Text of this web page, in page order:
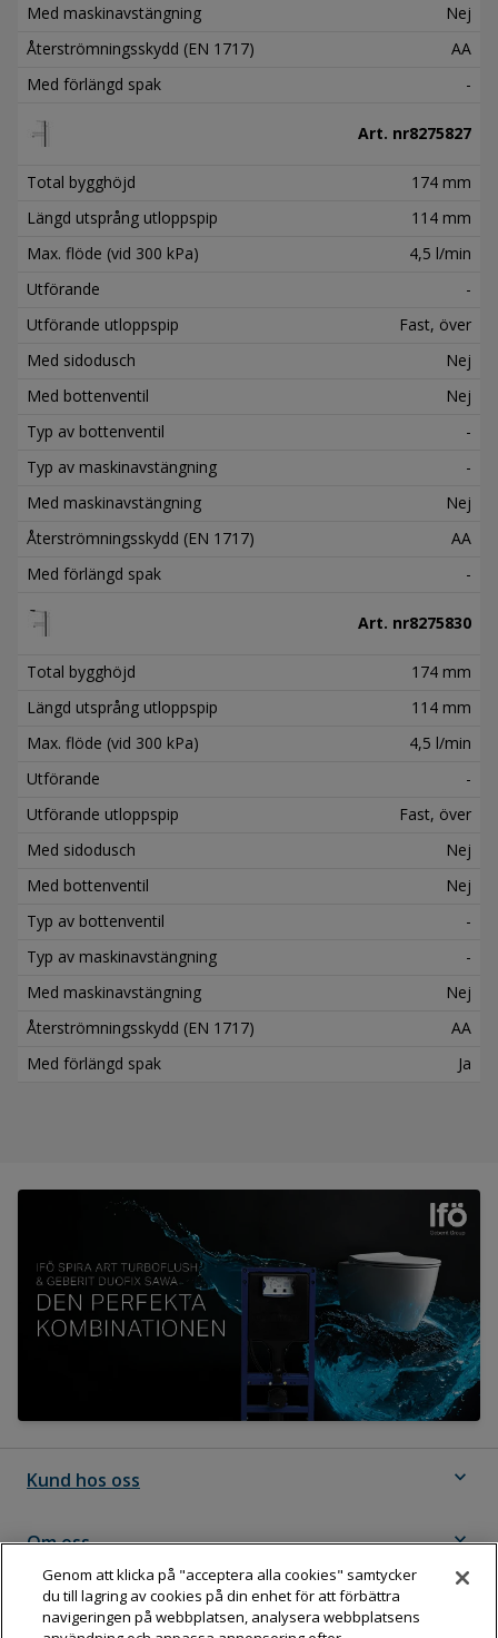
Med maskinavstängning
Nej
Återströmningsskydd (EN 1717)
AA
Med förlängd spak
-
Art. nr8275827
Total bygghöjd
174 mm
Längd utsprång utloppspip
114 mm
Max. flöde (vid 300 kPa)
4,5 l/min
Utförande
-
Utförande utloppspip
Fast, över
Med sidodusch
Nej
Med bottenventil
Nej
Typ av bottenventil
-
Typ av maskinavstängning
-
Med maskinavstängning
Nej
Återströmningsskydd (EN 1717)
AA
Med förlängd spak
-
Art. nr8275830
Total bygghöjd
174 mm
Längd utsprång utloppspip
114 mm
Max. flöde (vid 300 kPa)
4,5 l/min
Utförande
-
Utförande utloppspip
Fast, över
Med sidodusch
Nej
Med bottenventil
Nej
Typ av bottenventil
-
Typ av maskinavstängning
-
Med maskinavstängning
Nej
Återströmningsskydd (EN 1717)
AA
Med förlängd spak
Ja
Kund hos oss expand_more
Om oss expand_more
Följ Dahl
Genom att klicka på "acceptera alla cookies" samtycker
du till lagring av cookies på din enhet för att förbättra
navigeringen på webbplatsen, analysera webbplatsens